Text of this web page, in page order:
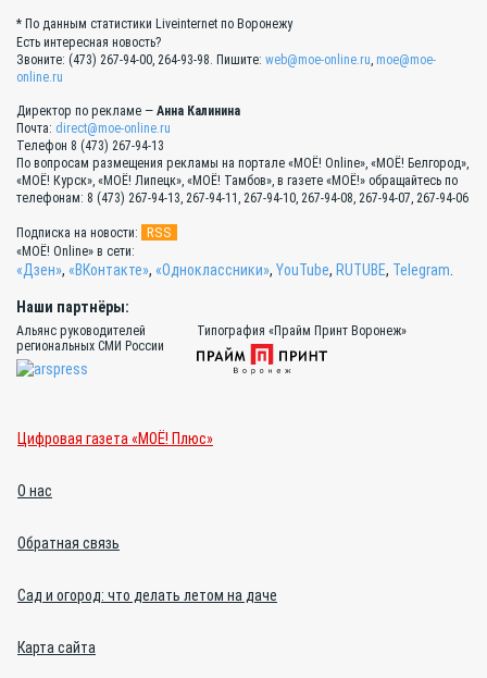
* По данным статистики Liveinternet по Воронежу
Есть интересная новость?
Звоните: (473) 267-94-00, 264-93-98. Пишите: web@moe-online.ru, moe@moe-
online.ru
Директор по рекламе — Анна Калинина
Почта: direct@moe-online.ru
Телефон 8 (473) 267-94-13
По вопросам размещения рекламы на портале «МОЁ! Online», «МОЁ! Белгород»,
«МОЁ! Курск», «МОЁ! Липецк», «МОЁ! Тамбов», в газете «МОЁ!» обращайтесь по
телефонам: 8 (473) 267-94-13, 267-94-11, 267-94-10, 267-94-08, 267-94-07, 267-94-06
Подписка на новости: RSS
«МОЁ! Online» в сети:
«Дзен», «ВКонтакте», «Одноклассники», YouTube, RUTUBE, Telegram
Наши партнёры:
Альянс руководителей
региональных СМИ России
Типография «Прайм Принт Воронеж»
Цифровая газета «МОЁ! Плюс»
О нас
Обратная связь
Сад и огород: что делать летом на даче
Карта сайта